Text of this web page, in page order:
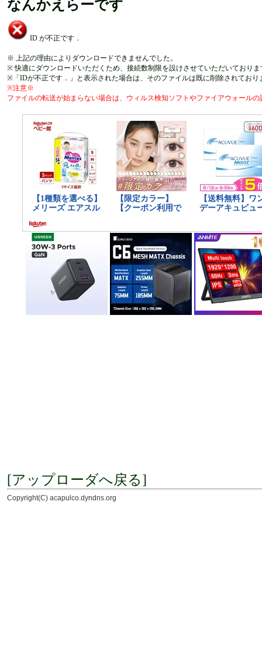
なんかえらーです
ID が不正です．
※ 上記の理由によりダウンロードできませんでした。
※ 快適にダウンロードいただくため、接続数制限を設けさせていただいており
※「IDが不正です．」と表示された場合は、そのファイルは既に削除されており
※注意※
ファイルの転送が始まらない場合は、ウィルス検知ソフトやファイアウォール
[アップローダへ戻る]
Copyright(C) acapulco.dyndns.org